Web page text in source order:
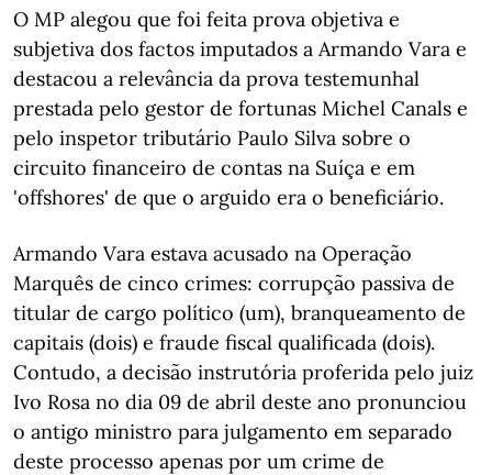
O MP alegou que foi feita prova objetiva e
subjetiva dos factos imputados a Armando Vara e
destacou a relevância da prova testemunhal
prestada pelo gestor de fortunas Michel Canals e
pelo inspetor tributário Paulo Silva sobre o
circuito financeiro de contas na Suíça e em
'offshores' de que o arguido era o beneficiário.
Armando Vara estava acusado na Operação
Marquês de cinco crimes: corrupção passiva de
titular de cargo político (um), branqueamento de
capitais (dois) e fraude fiscal qualificada (dois).
Contudo, a decisão instrutória proferida pelo juiz
Ivo Rosa no dia 09 de abril deste ano pronunciou
o antigo ministro para julgamento em separado
deste processo apenas por um crime de